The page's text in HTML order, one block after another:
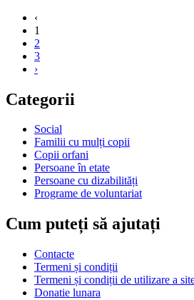
‹
1
2
3
›
Categorii
Social
Familii cu mulți copii
Copii orfani
Persoane în etate
Persoane cu dizabilități
Programe de voluntariat
Cum puteți să ajutați
Contacte
Termeni și condiții
Termeni și condiții de utilizare a
Donatie lunara